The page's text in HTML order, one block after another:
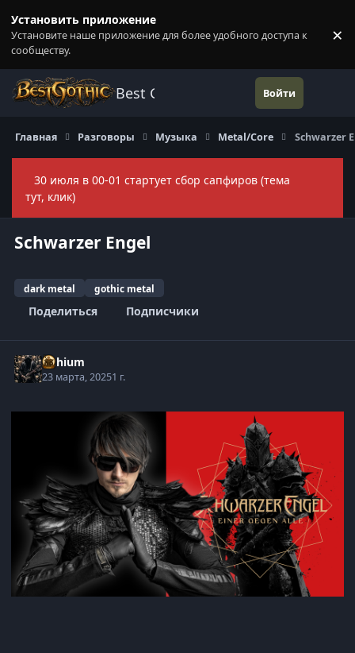
Установить приложение
Установите наше приложение для более удобного доступа к
сообществу.
×
Best Gothic Forums Войти
Главная Разговоры Музыка Metal/Core Schwarzer
30 июля в 00-01 стартует сбор сапфиров (тема
тут, клик)
Schwarzer Engel
dark metal gothic metal
Поделиться Подписчики
Lithium
23 марта, 20251 г.